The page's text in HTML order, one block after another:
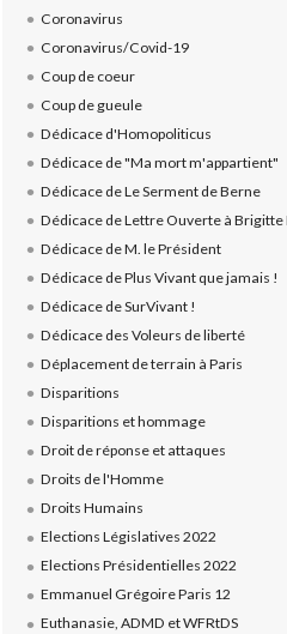
Coronavirus
Coronavirus/Covid-19
Coup de coeur
Coup de gueule
Dédicace d'Homopoliticus
Dédicace de "Ma mort m'appartient"
Dédicace de Le Serment de Berne
Dédicace de Lettre Ouverte à Brigitte
Dédicace de M. le Président
Dédicace de Plus Vivant que jamais !
Dédicace de SurVivant !
Dédicace des Voleurs de liberté
Déplacement de terrain à Paris
Disparitions
Disparitions et hommage
Droit de réponse et attaques
Droits de l'Homme
Droits Humains
Elections Législatives 2022
Elections Présidentielles 2022
Emmanuel Grégoire Paris 12
Euthanasie, ADMD et WFRtDS